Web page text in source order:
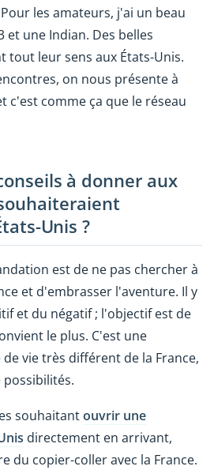
les amateurs, j'ai un beau
et une Indian. Des belles
tout leur sens aux États-Unis.
on nous présente à
c'est comme ça que le réseau
à donner aux
Unis ?
est de ne pas chercher à
et d'embrasser l'aventure. Il y
et du négatif ; l'objectif est de
le plus. C'est une
vie très différent de la France,
souhaitantouvrir une
directement en arrivant,
du copier-coller avec la France.